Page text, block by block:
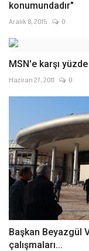
konumundadır"
Aralık 8, 2015 0
MSN'e karşı
Haziran 27, 2011 0
Başkan Beyazgül
çalışmaları...